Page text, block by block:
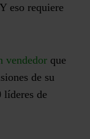
eso requiere
vendedor que
de su
líderes de